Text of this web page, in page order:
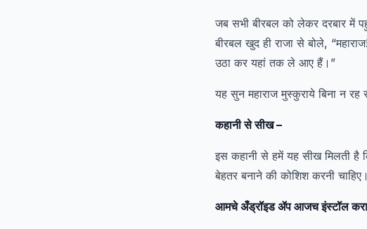
जब सभी बीरबल को लेकर दरबार में
बीरबल खुद ही राजा से बोले,
उठा कर यहां तक ले आए हैं।”
यह सुन महाराज मुस्कुराये बिना न
कहानी से सीख –
इस कहानी से हमें यह सीख मिलती है
बेहतर बनाने की कोशिश करनी चाहिए।
आमचे अँड्रॉइड ॲप आजच इंस्टॉल करा,